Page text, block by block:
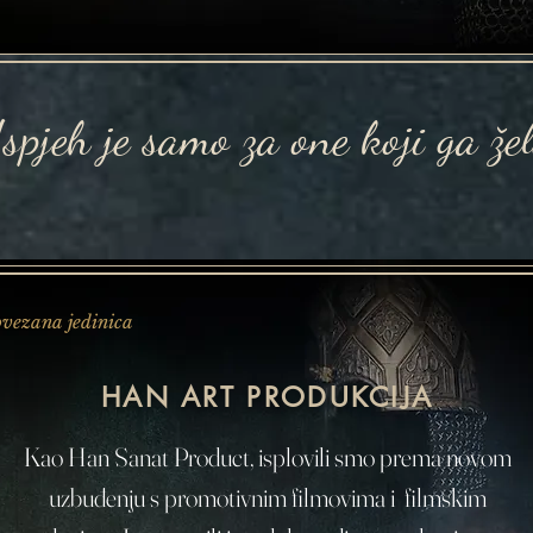
je samo za one koji ga
jedinica
HAN ART PRODUKCIJA
Kao Han Sanat Product, isplovili smo prema novom
uzbuđenju s promotivnim filmovima i filmskim